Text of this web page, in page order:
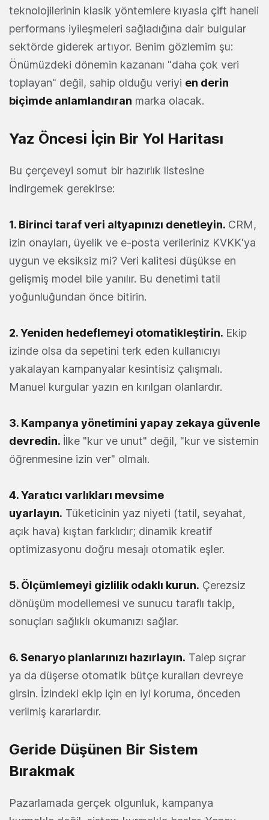
teknolojilerinin klasik yöntemlere kıyasla çift haneli
performans iyileşmeleri sağladığına dair bulgular
sektörde giderek artıyor. Benim gözlemim şu:
Önümüzdeki dönemin kazananı "daha çok veri
toplayan" değil, sahip olduğu veriyi en derin
biçimde anlamlandıran marka olacak.
Yaz Öncesi İçin Bir Yol Haritası
Bu çerçeveyi somut bir hazırlık listesine
indirgemek gerekirse:
1. Birinci taraf veri altyapınızı denetleyin. CRM,
izin onayları, üyelik ve e-posta verileriniz KVKK'ya
uygun ve eksiksiz mi? Veri kalitesi düşükse en
gelişmiş model bile yanılır. Bu denetimi tatil
yoğunluğundan önce bitirin.
2. Yeniden hedeflemeyi otomatikleştirin. Ekip
izinde olsa da sepetini terk eden kullanıcıyı
yakalayan kampanyalar kesintisiz çalışmalı.
Manuel kurgular yazın en kırılgan olanlardır.
3. Kampanya yönetimini yapay zekaya güvenle
devredin. İlke "kur ve unut" değil, "kur ve sistemin
öğrenmesine izin ver" olmalı.
4. Yaratıcı varlıkları mevsime
uyarlayın. Tüketicinin yaz niyeti (tatil, seyahat,
açık hava) kıştan farklıdır; dinamik kreatif
optimizasyonu doğru mesajı otomatik eşler.
5. Ölçümlemeyi gizlilik odaklı kurun. Çerezsiz
dönüşüm modellemesi ve sunucu taraflı takip,
sonuçları sağlıklı okumanızı sağlar.
6. Senaryo planlarınızı hazırlayın. Talep sıçrar
ya da düşerse otomatik bütçe kuralları devreye
girsin. İzindeki ekip için en iyi koruma, önceden
verilmiş kararlardır.
Geride Düşünen Bir Sistem
Bırakmak
Pazarlamada gerçek olgunluk, kampanya